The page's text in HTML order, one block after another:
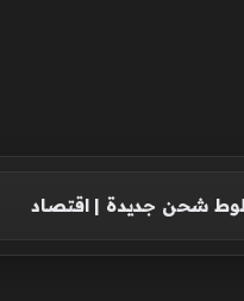
شحن جديدة | اقتصاد